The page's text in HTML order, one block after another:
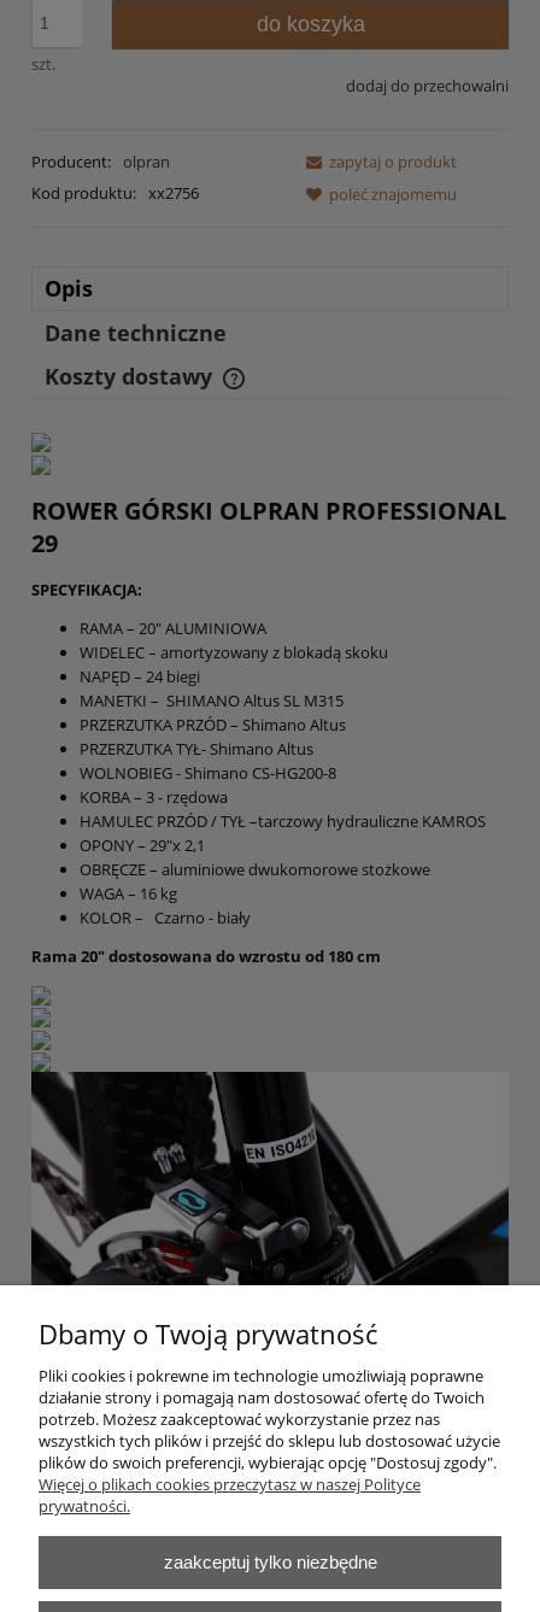
szt.
do koszyka
dodaj do przechowalni
Producent:
olpran
Kod produktu: xx2756
zapytaj o produkt
poleć znajomemu
Opis
Dane techniczne
Koszty dostawy
Cena nie zawiera ewentualnych kosztów płatności
ROWER GÓRSKI OLPRAN PROFESSIONAL
29
SPECYFIKACJA:
RAMA – 20" ALUMINIOWA
WIDELEC – amortyzowany z blokadą skoku
NAPĘD – 24 biegi
MANETKI – SHIMANO Altus SL M315
PRZERZUTKA PRZÓD – Shimano Altus
PRZERZUTKA TYŁ- Shimano Altus
WOLNOBIEG - Shimano CS-HG200-8
KORBA – 3 - rzędowa
HAMULEC PRZÓD / TYŁ –tarczowy hydrauliczne KAMROS
OPONY – 29"x 2,1
OBRĘCZE – aluminiowe dwukomorowe stożkowe
WAGA – 16 kg
KOLOR – Czarno - biały
Rama 20" dostosowana do wzrostu od 180 cm
Pomoc
Moje konto
Płatności i dostawa
Dbamy o Twoją prywatność
Pliki cookies i pokrewne im technologie umożliwiają poprawne
działanie strony i pomagają nam dostosować ofertę do Twoich
potrzeb. Możesz zaakceptować wykorzystanie przez nas
wszystkich tych plików i przejść do sklepu lub dostosować użycie
plików do swoich preferencji, wybierając opcję "Dostosuj zgody".
Więcej o plikach cookies przeczytasz w naszej Polityce
prywatności.
zaakceptuj tylko niezbędne